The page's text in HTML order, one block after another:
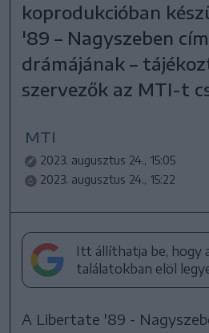
koprodukcióban
'89 – Nagyszeben
drámájának –
szervezők az MTI-t
MTI
2023. augusztus 24., 15:05
2023. augusztus 24., 15:22
Itt állíthatja be, hogy
találatokban elöl
A Libertate '89 -